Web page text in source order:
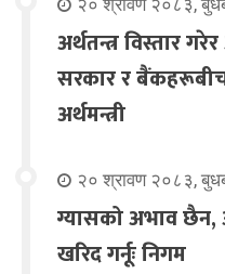
अर्थतन्त्र विस्तार
सरकार र
अर्थमन्त्री
२० श्रावण २०८३,
ग्यासको अभाव छैन,
खरिद गर्नूः निगम